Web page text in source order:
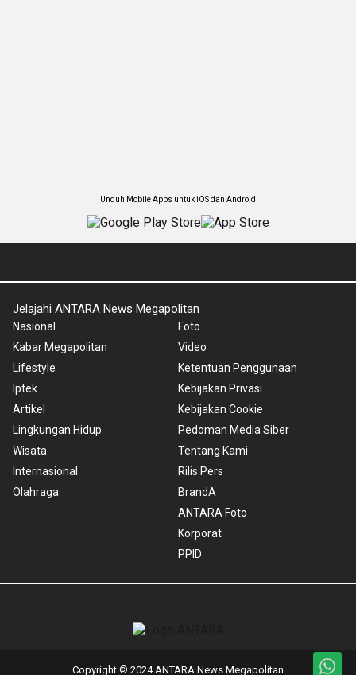
Unduh Mobile Apps untuk iOS dan Android
Jelajahi ANTARA News Megapolitan
Nasional
Kabar Megapolitan
Lifestyle
Iptek
Artikel
Lingkungan Hidup
Wisata
Internasional
Olahraga
Foto
Video
Ketentuan Penggunaan
Kebijakan Privasi
Kebijakan Cookie
Pedoman Media Siber
Tentang Kami
Rilis Pers
BrandA
ANTARA Foto
Korporat
PPID
Copyright © 2024 ANTARA News Megapolitan